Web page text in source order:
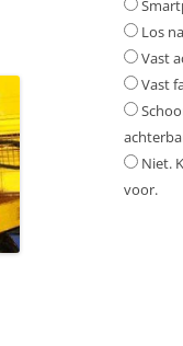
Los
Vast
Vast
Niet.
voor.